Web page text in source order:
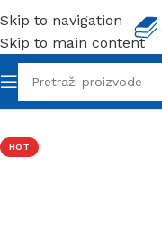
Skip to navigation
Skip to main content
Početna/ Tehnika/Miševi
HOT